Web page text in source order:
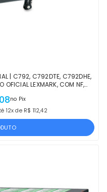
| C792, C792DTE, C792DHE,
OFICIAL LEXMARK, COM NF,
no Pix
12x de R$ 112,42